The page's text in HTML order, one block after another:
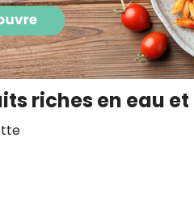
riches en eau